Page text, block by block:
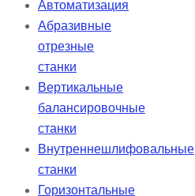
Автоматизация
Абразивные
отрезные
станки
Вертикальные
балансировочные
станки
Внутреннешлифовальные
станки
Горизонтальные